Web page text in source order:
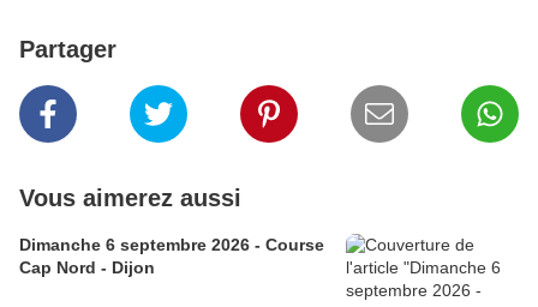
Partager
Vous aimerez aussi
Dimanche 6 septembre 2026 - Course
Cap Nord - Dijon